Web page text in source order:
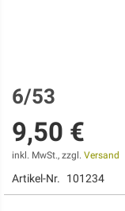
Zum
Anfang
der
Bildgalerie
springen
6/53
9,50 €
inkl. MwSt., zzgl. Versand
Artikel-Nr. 101234